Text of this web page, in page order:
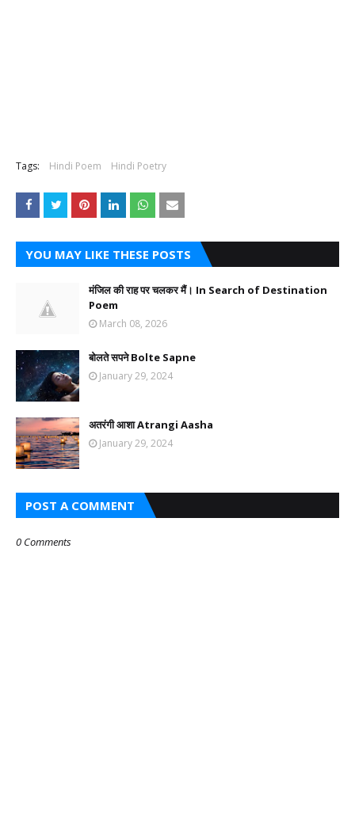
Tags: Hindi Poem Hindi Poetry
YOU MAY LIKE THESE POSTS
मंजिल की राह पर चलकर मैं। In Search of Destination
Poem
March 08, 2026
बोलते सपने Bolte Sapne
January 29, 2024
अतरंगी आशा Atrangi Aasha
January 29, 2024
POST A COMMENT
0 Comments